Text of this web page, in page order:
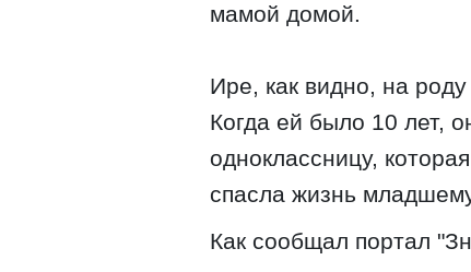
мамой домой.
Ире, как видно, на
Когда ей было 10 лет,
одноклассницу,
спасла жизнь
Как сообщал портал